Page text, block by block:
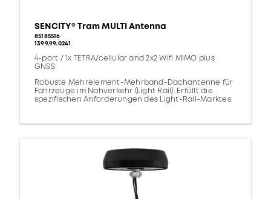
SENCITY® Tram MULTI Antenna
85185516
1399.99.0241
4-port / 1x TETRA/cellular and 2x2 Wifi MIMO plus
GNSS
Robuste Mehrelement-Mehrband-Dachantenne für
Fahrzeuge im Nahverkehr (Light Rail). Erfüllt die
spezifischen Anforderungen des Light-Rail-Marktes.